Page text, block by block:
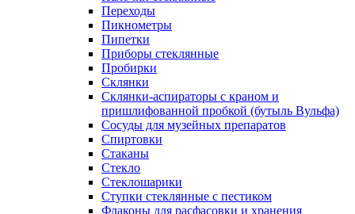
Переходы
Пикнометры
Пипетки
Приборы стеклянные
Пробирки
Склянки
Склянки-аспираторы с краном и
пришлифованной пробкой (бутыль Вульфа)
Сосуды для музейных препаратов
Спиртовки
Стаканы
Стекло
Стеклошарики
Ступки стеклянные с пестиком
Флаконы для расфасовки и хранения